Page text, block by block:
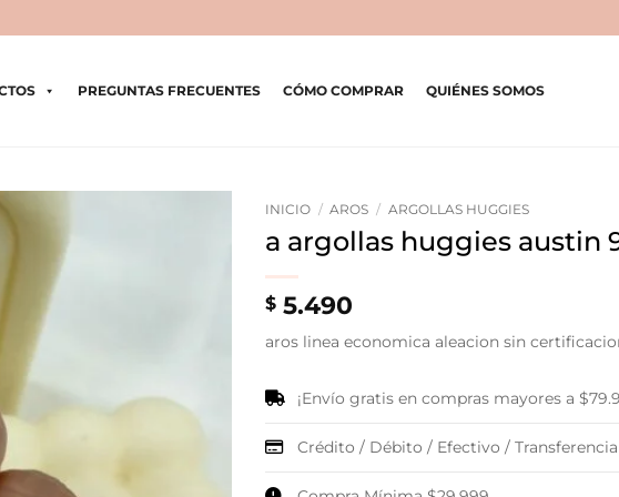
PREGUNTAS FRECUENTES CÓMO COMPRAR QUIÉNES SOMOS
INICIO / AROS / ARGOLLAS HUGGIES
a argollas huggies austin
$ 5.490
aros linea economica aleacion sin
¡Envío gratis en compras mayores a
Crédito / Débito / Efectivo / Transferencia